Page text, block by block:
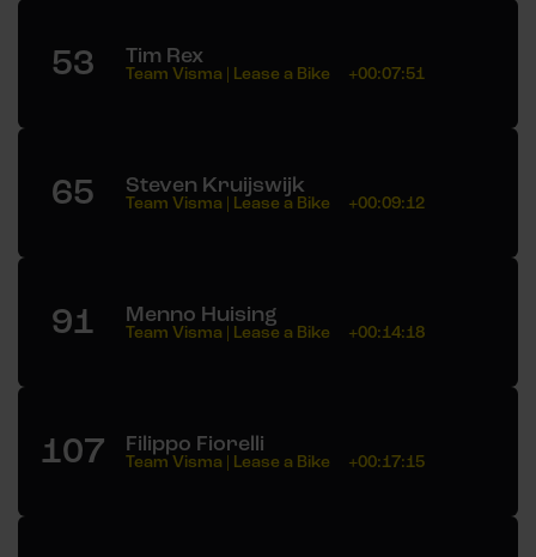
53 Tim Rex
Team Visma | Lease a Bike +00:07:51
65 Steven Kruijswijk
Team Visma | Lease a Bike +00:09:12
91 Menno Huising
Team Visma | Lease a Bike +00:14:18
107 Filippo Fiorelli
Team Visma | Lease a Bike +00:17:15